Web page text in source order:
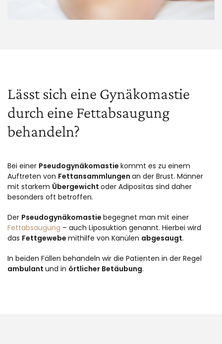
Lässt sich eine Gynäkomastie
durch eine Fettabsaugung
behandeln?
Bei einer Pseudogynäkomastie kommt es zu einem
Auftreten von Fettansammlungen an der Brust. Männer
mit starkem Übergewicht oder Adipositas sind daher
besonders oft betroffen.
Der Pseudogynäkomastie begegnet man mit einer
Fettabsaugung – auch Liposuktion genannt. Hierbei wird
das Fettgewebe mithilfe von Kanülen abgesaugt.
In beiden Fällen behandeln wir die Patienten in der Regel
ambulant und in örtlicher Betäubung.